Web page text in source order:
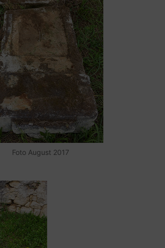
Foto August 2017